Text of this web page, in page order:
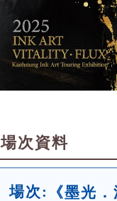
場次資料
場次:
《墨光